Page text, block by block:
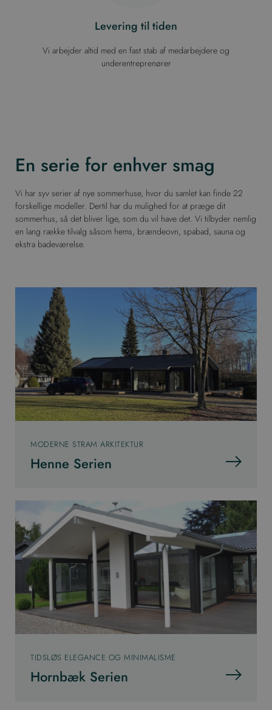
Levering til tiden
Vi arbejder altid med en fast stab af medarbejdere og
underentreprenører
En serie for enhver smag
Vi har syv serier af nye sommerhuse, hvor du samlet kan finde 22
forskellige modeller. Dertil har du mulighed for at præge dit
sommerhus, så det bliver lige, som du vil have det. Vi tilbyder nemlig
en lang række tilvalg såsom hems, brændeovn, spabad, sauna og
ekstra badeværelse.
MODERNE STRAM ARKITEKTUR
Henne Serien
TIDSLØS ELEGANCE OG MINIMALISME
Hornbæk Serien